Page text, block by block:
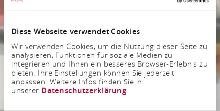
Diese Webseite verwendet Cookies
Wir verwenden Cookies, um die Nutzung dieser Seite zu
analysieren, Funktionen für soziale Medien zu
integrieren und Ihnen ein besseres Browser-Erlebnis zu
bieten. Ihre Einstellungen können Sie jederzeit
anpassen. Weitere Infos finden Sie in
unserer Datenschutzerklärung.